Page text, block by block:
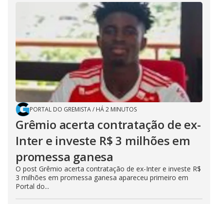
PORTAL DO GREMISTA/ HÁ 2 MINUTOS
Grêmio acerta contratação de ex-
Inter e investe R$ 3 milhões em
promessa ganesa
O post Grêmio acerta contratação de ex-Inter e investe R$
3 milhões em promessa ganesa apareceu primeiro em
Portal do...